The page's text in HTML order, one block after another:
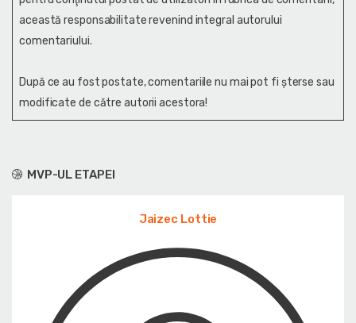
MVP-UL ETAPEI
Jaizec Lottie
această responsabilitate revenind integral autorului
comentariului.
După ce au fost postate, comentariile nu mai pot fi șterse sau
modificate de către autorii acestora!